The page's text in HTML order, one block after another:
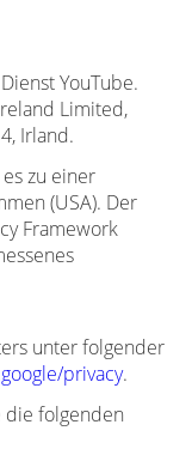
YouTube.
Limited,
Irland.
zu einer
(USA). Der
Framework
unter folgender
google/privacy.
die folgenden